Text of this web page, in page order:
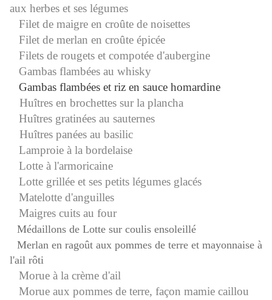
aux herbes et ses légumes
Filet de maigre en croûte de noisettes
Filet de merlan en croûte épicée
Filets de rougets et compotée d'aubergine
Gambas flambées au whisky
Gambas flambées et riz en sauce homardine
Huîtres en brochettes sur la plancha
Huîtres gratinées au sauternes
Huîtres panées au basilic
Lamproie à la bordelaise
Lotte à l'armoricaine
Lotte grillée et ses petits légumes glacés
Matelotte d'anguilles
Maigres cuits au four
Médaillons de Lotte sur coulis ensoleillé
Merlan en ragoût aux pommes de terre et mayonnaise à
l'ail rôti
Morue à la crème d'ail
Morue aux pommes de terre, façon mamie caillou